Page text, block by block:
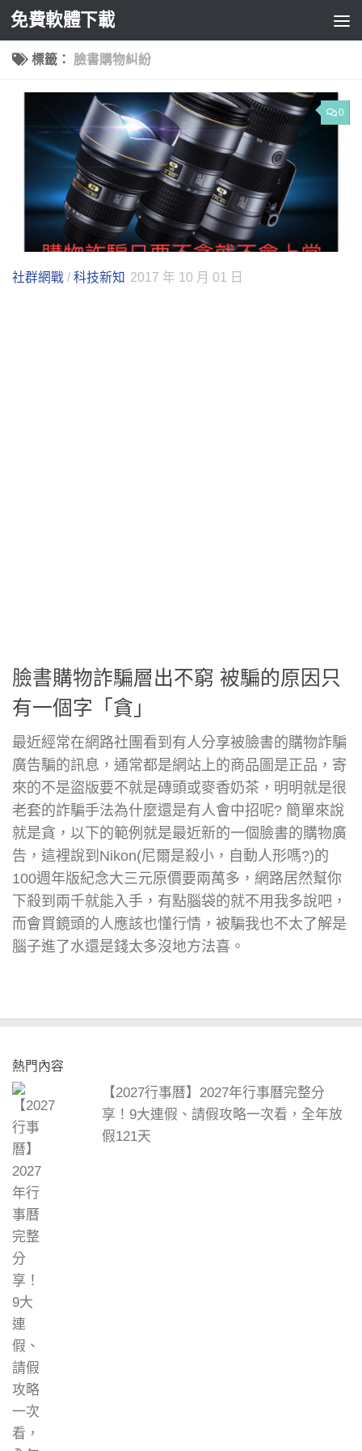
Skip to content
免費軟體下載
標籤： 臉書購物糾紛
0
社群網戰 / 科技新知 2017 年 10 月 01 日
臉書購物詐騙層出不窮 被騙的原因只
有一個字「貪」
最近經常在網路社團看到有人分享被臉書的購物詐騙
廣告騙的訊息，通常都是網站上的商品圖是正品，寄
來的不是盜版要不就是磚頭或麥香奶茶，明明就是很
老套的詐騙手法為什麼還是有人會中招呢? 簡單來說
就是貪，以下的範例就是最近新的一個臉書的購物廣
告，這裡說到Nikon(尼爾是殺小，自動人形嗎?)的
100週年版紀念大三元原價要兩萬多，網路居然幫你
下殺到兩千就能入手，有點腦袋的就不用我多說吧，
而會買鏡頭的人應該也懂行情，被騙我也不太了解是
腦子進了水還是錢太多沒地方法喜。
熱門內容
【2027行事曆】2027年行事曆完整分
享！9大連假、請假攻略一次看，全年放
假121天